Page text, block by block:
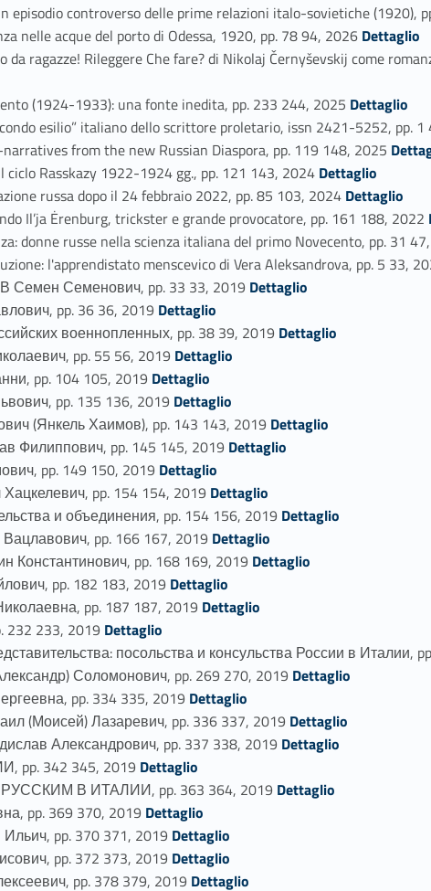
episodio controverso delle prime relazioni italo-sovietiche (1920),
nelle acque del porto di Odessa, 1920, pp. 78 94, 2026 Link identifier #identifier_person_59797-23
Dettaglio
da ragazze! Rileggere Che fare? di Nikolaj Černyševskij come
(1924-1933): una fonte inedita, pp. 233 244, 2025 Link identifier #identifier_person_133127-25
Dettaglio
esilio” italiano dello scrittore proletario, issn 2421-5252, pp.
narratives from the new Russian Diaspora, pp. 119 148, 2025 Link identifier #identifier_person_173988-27
ciclo Rasskazy 1922-1924 gg., pp. 121 143, 2024 Link identifier #identifier_person_13025-28
Dettaglio
russa dopo il 24 febbraio 2022, pp. 85 103, 2024 Link identifier #identifier_person_192507-29
Dettaglio
Il’ja Ėrenburg, trickster e grande provocatore, pp. 161 188, 2022 Link
donne russe nella scienza italiana del primo Novecento, pp. 31
l'apprendistato menscevico di Vera Aleksandrova, pp. 5 33,
Семен Семенович, pp. 33 33, 2019 Link identifier #identifier_person_164710-33
Dettaglio
pp. 36 36, 2019 Link identifier #identifier_person_177465-34
Dettaglio
военнопленных, pp. 38 39, 2019 Link identifier #identifier_person_193107-35
Dettaglio
pp. 55 56, 2019 Link identifier #identifier_person_57748-36
Dettaglio
pp. 104 105, 2019 Link identifier #identifier_person_27231-37
Dettaglio
pp. 135 136, 2019 Link identifier #identifier_person_113143-38
Dettaglio
(Янкель Хаимов), pp. 143 143, 2019 Link identifier #identifier_person_167935-39
Dettaglio
Филиппович, pp. 145 145, 2019 Link identifier #identifier_person_82776-40
Dettaglio
pp. 149 150, 2019 Link identifier #identifier_person_27795-41
Dettaglio
pp. 154 154, 2019 Link identifier #identifier_person_136157-42
Dettaglio
и объединения, pp. 154 156, 2019 Link identifier #identifier_person_34087-43
Dettaglio
pp. 166 167, 2019 Link identifier #identifier_person_174375-44
Dettaglio
Константинович, pp. 168 169, 2019 Link identifier #identifier_person_196263-45
Dettaglio
pp. 182 183, 2019 Link identifier #identifier_person_62954-46
Dettaglio
pp. 187 187, 2019 Link identifier #identifier_person_17495-47
Dettaglio
232 233, 2019 Link identifier #identifier_person_18095-48
Dettaglio
посольства и консульства России в Италии,
Соломонович, pp. 269 270, 2019 Link identifier #identifier_person_142982-50
Dettaglio
pp. 334 335, 2019 Link identifier #identifier_person_65022-51
Dettaglio
(Моисей) Лазаревич, pp. 336 337, 2019 Link identifier #identifier_person_48337-52
Dettaglio
Александрович, pp. 337 338, 2019 Link identifier #identifier_person_124612-53
Dettaglio
pp. 342 345, 2019 Link identifier #identifier_person_34278-54
Dettaglio
В ИТАЛИИ, pp. 363 364, 2019 Link identifier #identifier_person_90853-55
Dettaglio
pp. 369 370, 2019 Link identifier #identifier_person_193219-56
Dettaglio
pp. 370 371, 2019 Link identifier #identifier_person_1515-57
Dettaglio
pp. 372 373, 2019 Link identifier #identifier_person_154407-58
Dettaglio
pp. 378 379, 2019 Link identifier #identifier_person_49549-59
Dettaglio